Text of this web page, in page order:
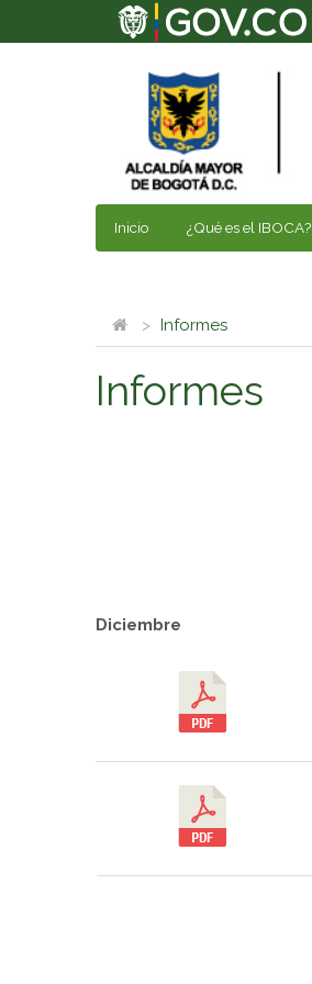
Inicio ¿Qué es el IBOCA?
Informes
Informes
Diciembre